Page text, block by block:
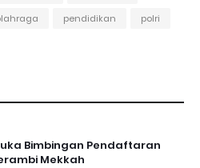
pendidikan
polri
Bimbingan Pendaftaran
Mekkah